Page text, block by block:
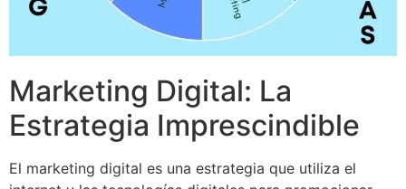
Marketing Digital: La
Estrategia Imprescindible
El marketing digital es una estrategia que utiliza el